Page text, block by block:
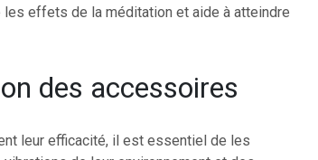
effets de la méditation et aide à atteindre
des accessoires
leur efficacité, il est essentiel de les